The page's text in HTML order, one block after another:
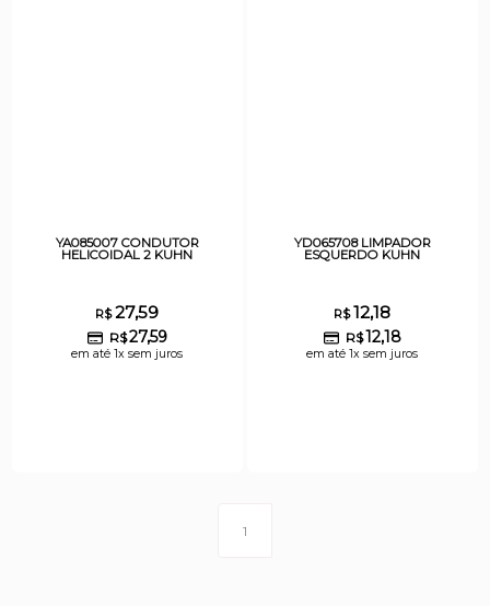
YA085007 CONDUTOR
HELICOIDAL 2 KUHN
R$27,59
R$27,59
em até 1x sem juros
YD065708 LIMPADOR
ESQUERDO KUHN
R$12,18
R$12,18
em até 1x sem juros
1